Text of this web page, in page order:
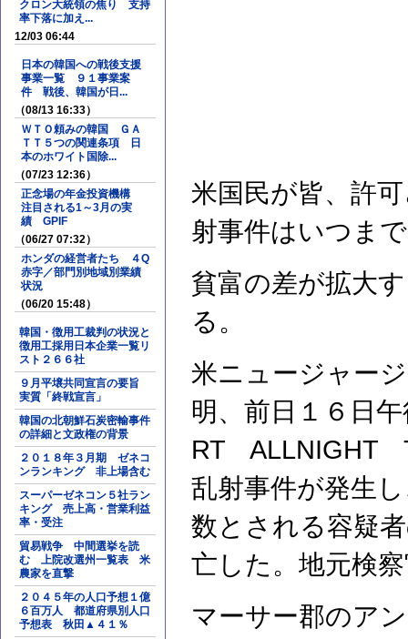
クロン大統領の焦り 支持
率下落に加え...
12/03 06:44
日本の韓国への戦後支援
事業一覧 ９１事業案
件 戦後、韓国が日...
（08/13 16:33）
ＷＴＯ頼みの韓国 ＧＡ
ＴＴ５つの関連条項 日
本のホワイト国除...
（07/23 12:36）
正念場の年金投資機構
注目される1～3月の実
績 GPIF
（06/27 07:32）
ホンダの経営者たち ４Q
赤字／部門別地域別業績
状況
（06/20 15:48）
韓国・徴用工裁判の状況と
徴用工採用日本企業一覧リ
スト２６６社
９月平壌共同宣言の要旨
実質「終戦宣言」
韓国の北朝鮮石炭密輸事件
の詳細と文政権の背景
２０１８年３月期 ゼネコ
ンランキング 非上場含む
スーパーゼネコン５社ラン
キング 売上高・営業利益
率・受注
貿易戦争 中間選挙を読
む 上院改選州一覧表 米
農家を直撃
２０４５年の人口予想１億
６百万人 都道府県別人口
予想表 秋田▲４１％
米国民が皆、許
射事件はいつま
貧富の差が拡大
る。
米ニュージャー
明、前日１６日
RT ALLNIGHT
乱射事件が発生
数とされる容疑
亡した。地元検
マーサー郡のア